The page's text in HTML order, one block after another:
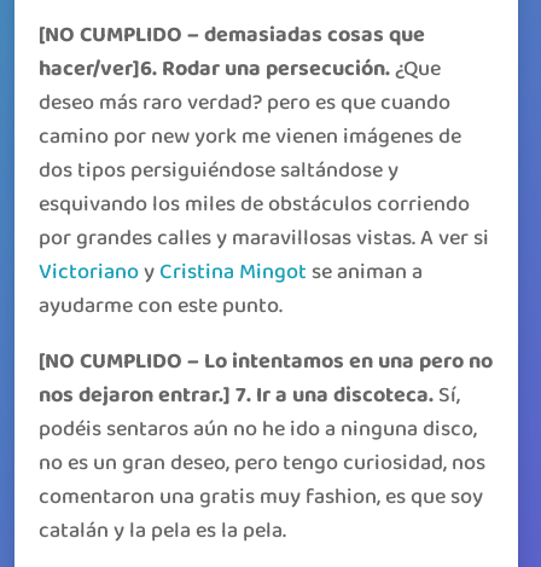
[NO CUMPLIDO – demasiadas cosas que
hacer/ver]6. Rodar una persecución.¿Que
deseo más raro verdad? pero es que cuando
camino por new york me vienen imágenes de
dos tipos persiguiéndose saltándose y
esquivando los miles de obstáculos corriendo
por grandes calles y maravillosas vistas. A ver si
VictorianoyCristina Mingot se animan a
ayudarme con este punto.
[NO CUMPLIDO – Lo intentamos en una pero no
nos dejaron entrar.] 7. Ir a una discoteca.Sí,
podéis sentaros aún no he ido a ninguna disco,
no es un gran deseo, pero tengo curiosidad, nos
comentaron una gratis muy fashion, es que soy
catalán y la pela es la pela.